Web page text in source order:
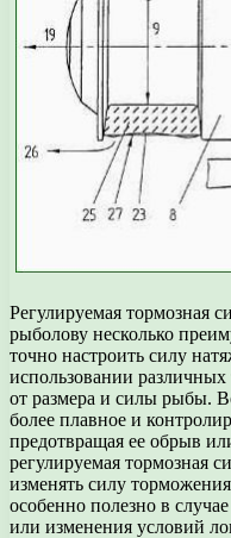
Регулируемая тормозная
рыболову несколько
точно настроить силу
использовании
от размера и силы рыбы.
более плавное и
предотвращая ее обрыв
регулируемая тормозная
изменять силу
особенно полезно в
или изменения условий